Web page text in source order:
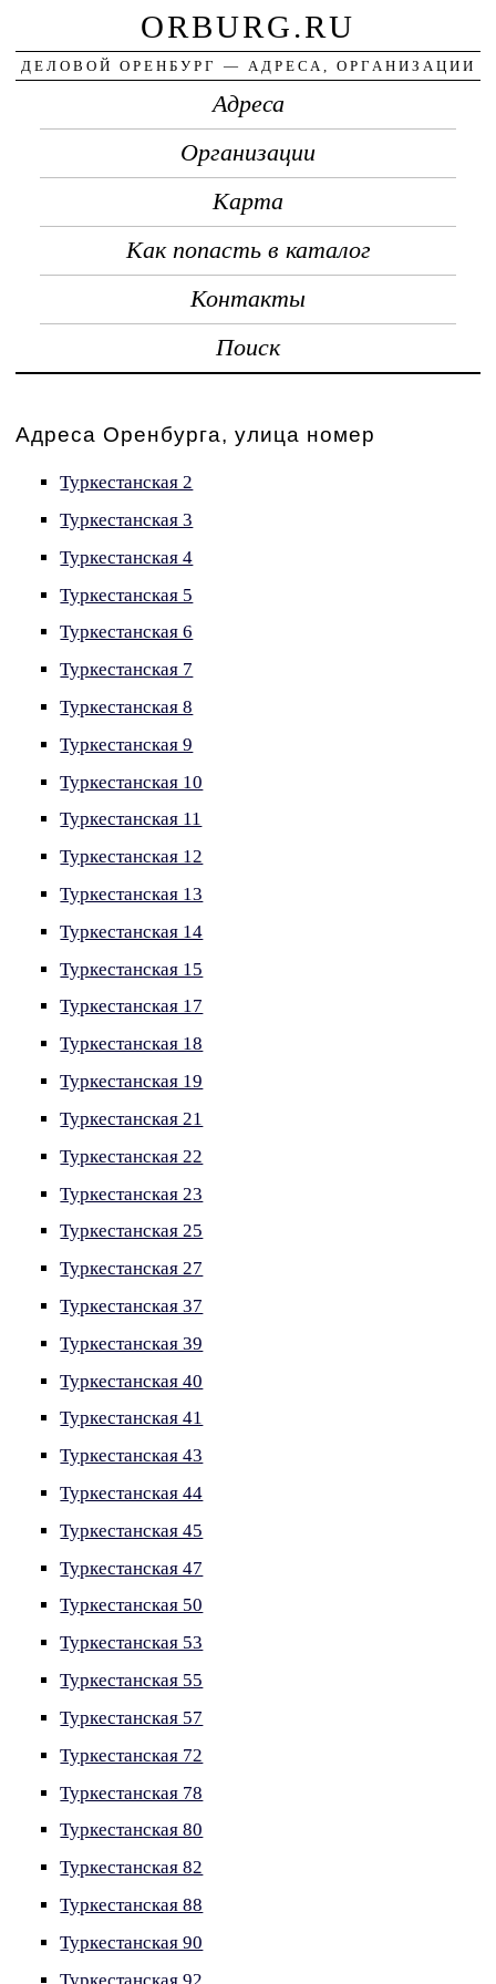
ORBURG.RU
ДЕЛОВОЙ ОРЕНБУРГ — АДРЕСА, ОРГАНИЗАЦИИ
Адреса
Организации
Карта
Как попасть в каталог
Контакты
Поиск
Адреса Оренбурга, улица номер
Туркестанская 2
Туркестанская 3
Туркестанская 4
Туркестанская 5
Туркестанская 6
Туркестанская 7
Туркестанская 8
Туркестанская 9
Туркестанская 10
Туркестанская 11
Туркестанская 12
Туркестанская 13
Туркестанская 14
Туркестанская 15
Туркестанская 17
Туркестанская 18
Туркестанская 19
Туркестанская 21
Туркестанская 22
Туркестанская 23
Туркестанская 25
Туркестанская 27
Туркестанская 37
Туркестанская 39
Туркестанская 40
Туркестанская 41
Туркестанская 43
Туркестанская 44
Туркестанская 45
Туркестанская 47
Туркестанская 50
Туркестанская 53
Туркестанская 55
Туркестанская 57
Туркестанская 72
Туркестанская 78
Туркестанская 80
Туркестанская 82
Туркестанская 88
Туркестанская 90
Туркестанская 92